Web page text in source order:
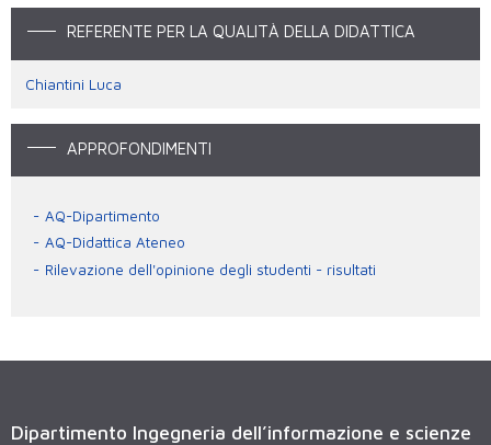
REFERENTE PER LA QUALITÀ DELLA DIDATTICA
Chiantini Luca
APPROFONDIMENTI
AQ-Dipartimento
AQ-Didattica Ateneo
Rilevazione dell'opinione degli studenti - risultati
Dipartimento Ingegneria dell’informazione e scienze